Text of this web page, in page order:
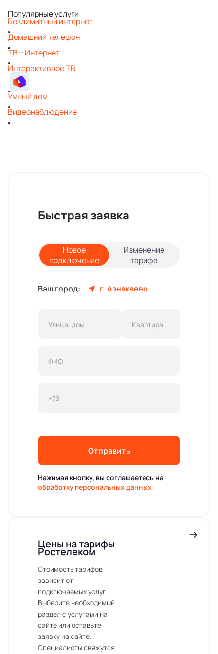
Популярные услуги
Безлимитный интернет
Домашний телефон
ТВ + Интернет
Интерактивное ТВ
Умный дом
Видеонаблюдение
Быстрая заявка
Новое
подключение
Изменение
тарифа
Ваш город: г. Азнакаево
Отправить
Нажимая кнопку, вы соглашаетесь на
обработку персональных данных
Цены на тарифы
Ростелеком
Стоимость тарифов
зависит от
подключаемых услуг.
Выберите необходимый
раздел с услугами на
сайте или оставьте
заявку на сайте.
Специалисты свяжутся